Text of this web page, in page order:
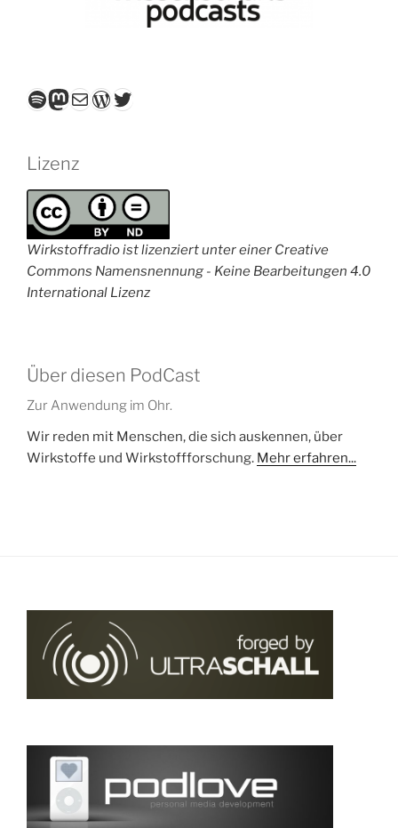
Spotify
Mastodon
E-MailWordPress
Twitter
Lizenz
Wirkstoffradio ist lizenziert unter einer Creative
Commons Namensnennung - Keine Bearbeitungen 4.0
International Lizenz
Über diesen PodCast
Zur Anwendung im Ohr.
Wir reden mit Menschen, die sich auskennen, über
Wirkstoffe und Wirkstoffforschung. Mehr erfahren...